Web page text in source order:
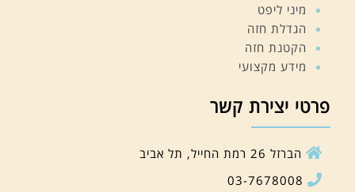
מיני ליפט
הגדלת חזה
הקטנת חזה
מידע מקצועי
פרטי יצירת קשר
הברזל 26 רמת החייל, תל אביב